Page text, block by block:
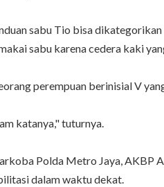
sabu Tio bisa
sabu karena cedera kaki
perempuan berinisial V
katanya," tuturnya.
Polda Metro Jaya, AKBP
dalam waktu dekat.